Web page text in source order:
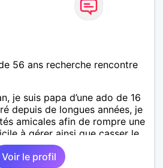
56 ans recherche rencontre
je suis papa d’une ado de 16
depuis de longues années, je
amicales afin de rompre une
à gérer ainsi que casser le
reste extrêmement
mais peut se décliner en des
Voir le profil